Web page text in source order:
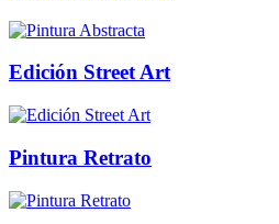
Edición Street Art
Pintura Retrato